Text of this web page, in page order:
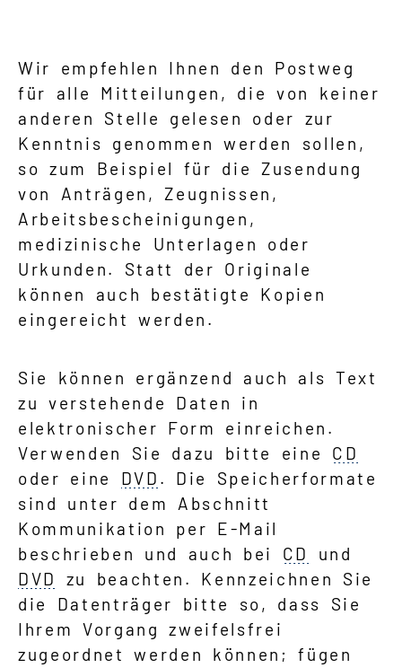
Wir empfehlen Ihnen den Postweg
für alle Mitteilungen, die von keiner
anderen Stelle gelesen oder zur
Kenntnis genommen werden sollen,
so zum Beispiel für die Zusendung
von Anträgen, Zeugnissen,
Arbeitsbescheinigungen,
medizinische Unterlagen oder
Urkunden. Statt der Originale
können auch bestätigte Kopien
eingereicht werden.
Sie können ergänzend auch als Text
zu verstehende Daten in
elektronischer Form einreichen.
Verwenden Sie dazu bitte eine CD
oder eine DVD . Die Speicherformate
sind unter dem Abschnitt
Kommunikation per E-Mail
beschrieben und auch bei CD
und
DVD
zu beachten. Kennzeichnen Sie
die Datenträger bitte so, dass Sie
Ihrem Vorgang zweifelsfrei
zugeordnet werden können; fügen